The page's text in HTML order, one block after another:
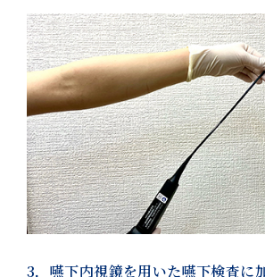
3．嚥下内視鏡を用いた嚥下検査に